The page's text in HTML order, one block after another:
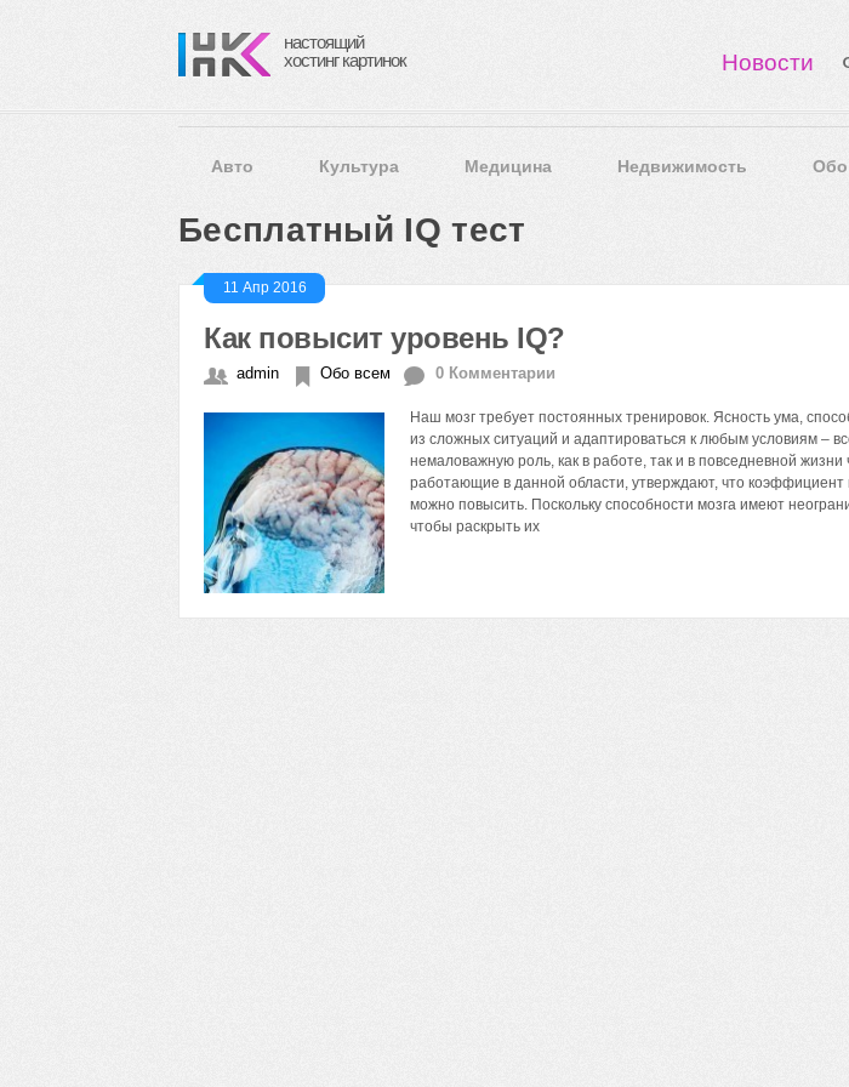
настоящий
хостинг картинок
Новости
Авто Культура Медицина Недвижимость
Бесплатный IQ тест
11 Апр 2016
Как повысит уровень IQ?
admin Обо всем 0 Комментарии
Наш мозг требует постоянных тренировок. Ясность ума,
из сложных ситуаций и адаптироваться к любым условиям –
немаловажную роль, как в работе, так и в повседневной
работающие в данной области, утверждают, что коэффициент
можно повысить. Поскольку способности мозга имеют
чтобы раскрыть их